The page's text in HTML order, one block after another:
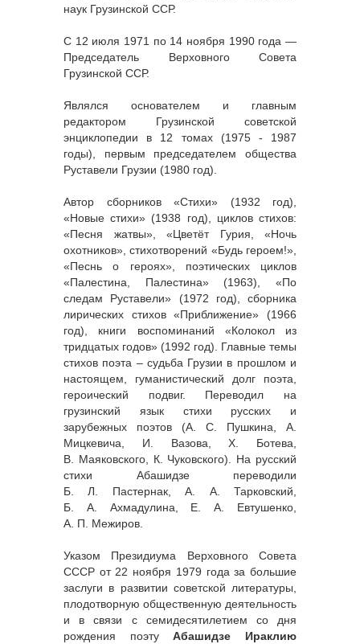
наук Грузинской ССР.
С 12 июля 1971 по 14 ноября 1990 года —
Председатель Верховного Совета
Грузинской ССР.
Являлся основателем и главным
редактором Грузинской советской
энциклопедии в 12 томах (1975 - 1987
годы), первым председателем общества
Руставели Грузии (1980 год).
Автор сборников «Стихи» (1932 год),
«Новые стихи» (1938 год), циклов стихов:
«Песня жатвы», «Цветёт Гурия, «Ночь
охотников», стихотворений «Будь героем!»,
«Песнь о героях», поэтических циклов
«Палестина, Палестина» (1963), «По
следам Руставели» (1972 год), сборника
лирических стихов «Приближение» (1966
год), книги воспоминаний «Колокол из
тридцатых годов» (1992 год). Главные темы
стихов поэта – судьба Грузии в прошлом и
настоящем, гуманистический долг поэта,
героический подвиг. Переводил на
грузинский язык стихи русских и
зарубежных поэтов (А. С. Пушкина, А.
Мицкевича, И. Вазова, Х. Ботева,
В. Маяковского, К. Чуковского). На русский
стихи Абашидзе переводили
Б. Л. Пастернак, А. А. Тарковский,
Б. А. Ахмадулина, Е. А. Евтушенко,
А. П. Межиров.
Указом Президиума Верховного Совета
СССР от 22 ноября 1979 года за большие
заслуги в развитии советской литературы,
плодотворную общественную деятельность
и в связи с семидесятилетием со дня
рождения поэтуАбашидзе Ираклию